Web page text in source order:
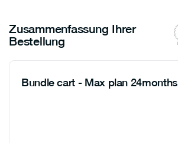
Zusammenfassung Ihrer
Bestellung
Bundle cart - Max plan 24months